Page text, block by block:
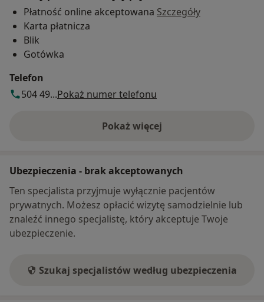
Płatność online akceptowana Szczegóły
Karta płatnicza
Blik
Gotówka
Telefon
504 49...Pokaż numer telefonu
Pokaż więcej
o adresie
Ubezpieczenia - brak akceptowanych
Ten specjalista przyjmuje wyłącznie pacjentów
prywatnych. Możesz opłacić wizytę samodzielnie lub
znaleźć innego specjalistę, który akceptuje Twoje
ubezpieczenie.
Szukaj specjalistów według ubezpieczenia